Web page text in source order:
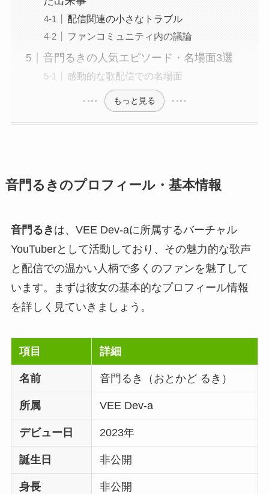
配信関連の小さなトラブル
ファンコミュニティ内の議論
音門るきの人気エピソード・名場面3選
感動的な歌配信での名場面
もっと見る
音門るきのプロフィール・基本情報
音門るき は、VEE Dev-aに所属するバーチャル
YouTuberとして活動しており、その魅力的な歌声
と配信での温かい人柄で多くのファンを魅了して
います。まずは彼女の基本的なプロフィール情報
を詳しく見ていきましょう。
項目 詳細
名前 音門るき（おとかど るき）
所属 VEE Dev-a
デビュー日 2023年
誕生日 非公開
身長 非公開